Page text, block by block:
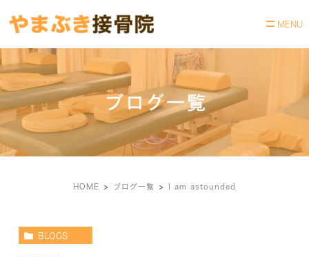
ブログ一覧
HOME ブログ一覧 I am astounded
BLOGS